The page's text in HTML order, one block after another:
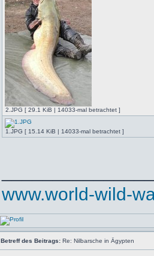
2.JPG [ 29.1 KiB | 14033-mal betrachtet ]
1.JPG [ 15.14 KiB | 14033-mal betrachtet ]
www.world-wild-
Betreff des Beitrags: Re: Nilbarsche in Ägypten